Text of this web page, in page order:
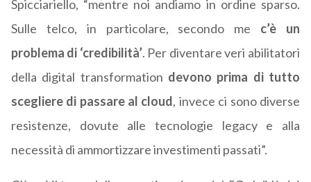
Spicciariello, “mentre noi andiamo in ordine sparso.
Sulle telco, in particolare, secondo me c’è un
problema di ‘credibilità’. Per diventare veri abilitatori
della digital transformation devono prima di tutto
scegliere di passare al cloud, invece ci sono diverse
resistenze, dovute alle tecnologie legacy e alla
necessità di ammortizzare investimenti passati”.